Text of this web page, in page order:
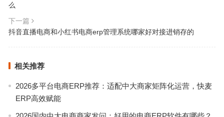
么
下一篇
抖音直播电商和小红书电商erp管理系统哪家好对接进销存的
相关推荐
2026多平台电商ERP推荐：适配中大商家矩阵化运营，快麦
ERP高效赋能